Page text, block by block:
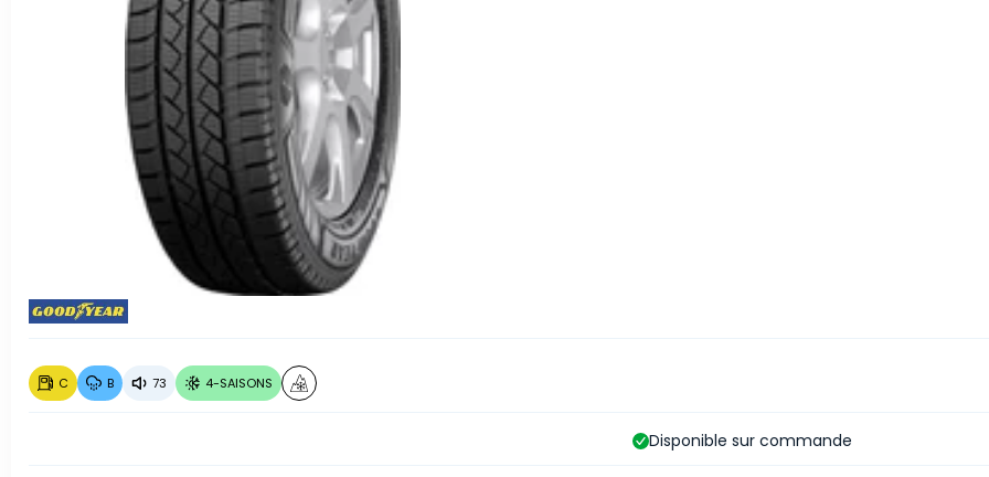
C B 73 4-SAISONS
Disponible sur commande